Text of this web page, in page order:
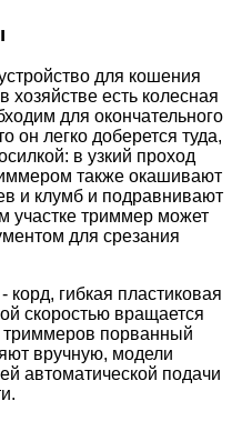
для кошения
есть колесная
для окончательного
он легко доберется туда,
в узкий проход
также окашивают
и клумб и подравнивают
участке триммер может
для срезания
гибкая пластиковая
скоростью вращается
триммеров порванный
вручную, модели
автоматической подачи